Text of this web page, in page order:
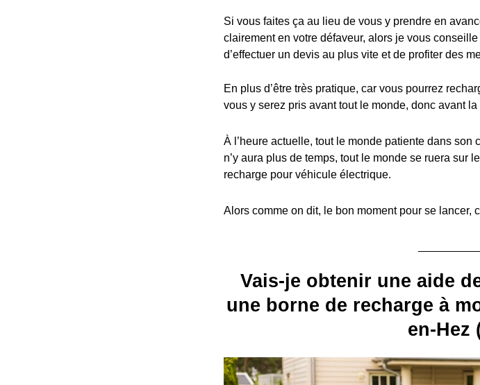
Si vous faites ça au lieu de vous y prendre en
clairement en votre défaveur, alors je vous
d’effectuer un devis au plus vite et de profiter des
En plus d’être très pratique, car vous pourrez
vous y serez pris avant tout le monde, donc avant la
À l’heure actuelle, tout le monde patiente dans son
n’y aura plus de temps, tout le monde se ruera sur
recharge pour véhicule électrique.
Alors comme on dit, le bon moment pour se lancer,
Vais-je obtenir une aide
une borne de recharge à
en-Hez